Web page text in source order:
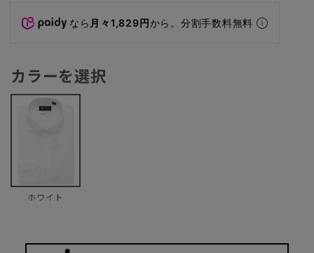
なら 月々1,829円から。分割手数料無料
カラーを選択
ホワイト